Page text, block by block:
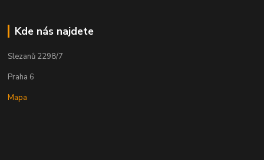
Kde nás najdete
Slezanů 2298/7
Praha 6
Mapa